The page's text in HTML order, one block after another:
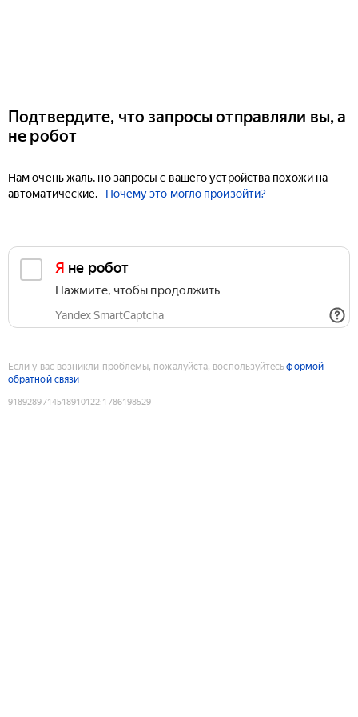
Подтвердите, что запросы отправляли вы, а
не робот
Нам очень жаль, но запросы с вашего устройства похожи на
автоматические.
Почему это могло произойти?
Я не робот
Нажмите, чтобы продолжить
Yandex SmartCaptcha
Если у вас возникли проблемы, пожалуйста, воспользуйтесьформой
обратной связи
9189289714518910122:1786198529